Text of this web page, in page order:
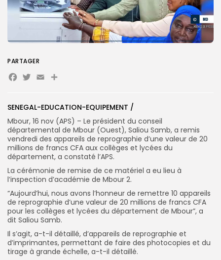
Search
SENEGAL-EDUCATION-EQUIPEMENT /
Mbour, 16 nov (APS) – Le président du conseil
départemental de Mbour (Ouest), Saliou Samb, a remis
vendredi des appareils de reprographie d’une valeur de 20
millions de francs CFA aux collèges et lycées du
département, a constaté l’APS.
La cérémonie de remise de ce matériel a eu lieu à
l’inspection d’académie de Mbour 2.
“Aujourd’hui, nous avons l’honneur de remettre 10 appareils
de reprographie d’une valeur de 20 millions de francs CFA
pour les collèges et lycées du département de Mbour”, a
dit Saliou Samb.
Il s’agit, a-t-il détaillé, d’appareils de reprographie et
d’imprimantes, permettant de faire des photocopies et du
tirage à grande échelle, a-t-il détaillé.
PARTAGER
Facebook
Twitter
EmailPartager